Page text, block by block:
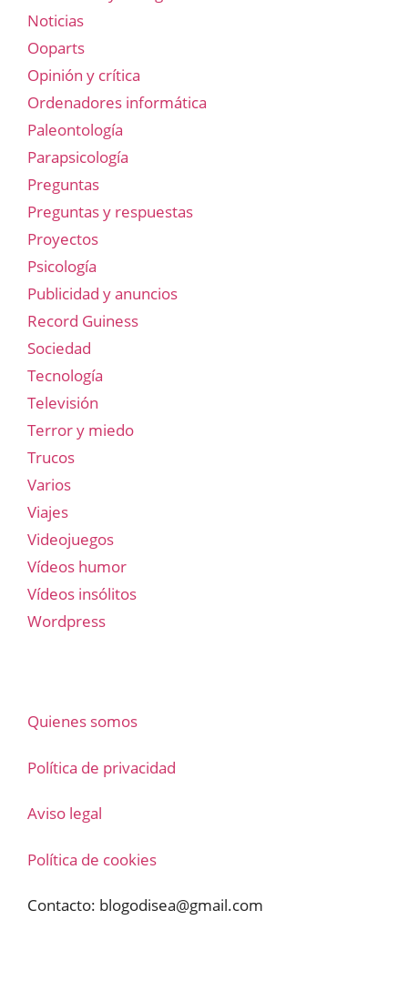
Noticias
Ooparts
Opinión y crítica
Ordenadores informática
Paleontología
Parapsicología
Preguntas
Preguntas y respuestas
Proyectos
Psicología
Publicidad y anuncios
Record Guiness
Sociedad
Tecnología
Televisión
Terror y miedo
Trucos
Varios
Viajes
Videojuegos
Vídeos humor
Vídeos insólitos
Wordpress
Quienes somos
Política de privacidad
Aviso legal
Política de cookies
Contacto: blogodisea@gmail.com